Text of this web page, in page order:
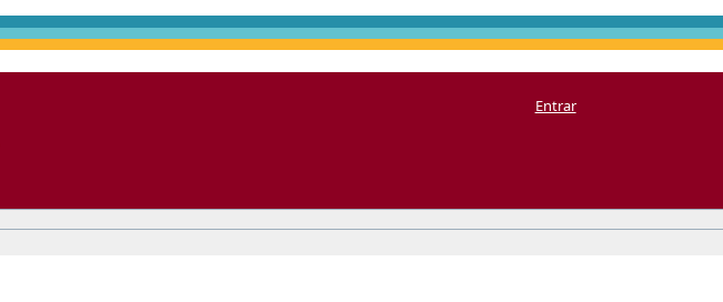
Entrar